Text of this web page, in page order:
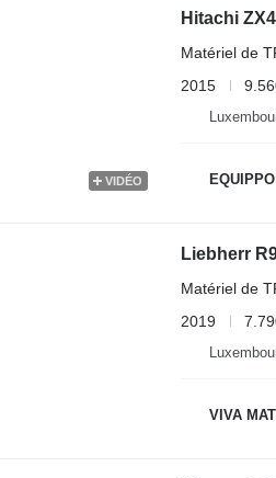
VIDÉO
Hitachi
Matériel de
2015
Liebherr
Matériel de
2019
VIVA MAT